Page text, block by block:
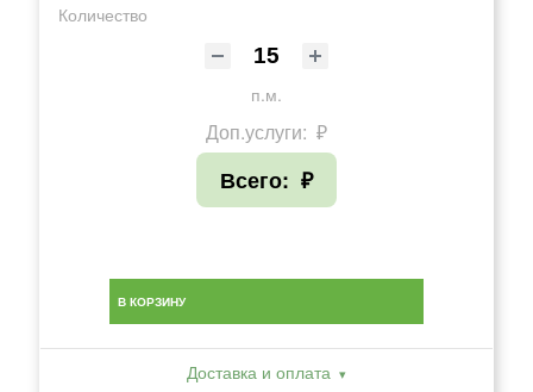
Количество
п.м.
Доп.услуги: ₽
Всего: ₽
В КОРЗИНУ
Доставка и оплата